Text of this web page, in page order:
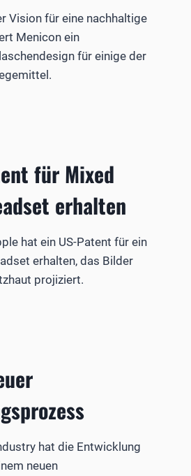
Vision für eine nachhaltige
Menicon ein
für einige der
für Mixed
erhalten
hat ein US-Patent für ein
erhalten, das Bilder
projiziert.
hat die Entwicklung
neuen